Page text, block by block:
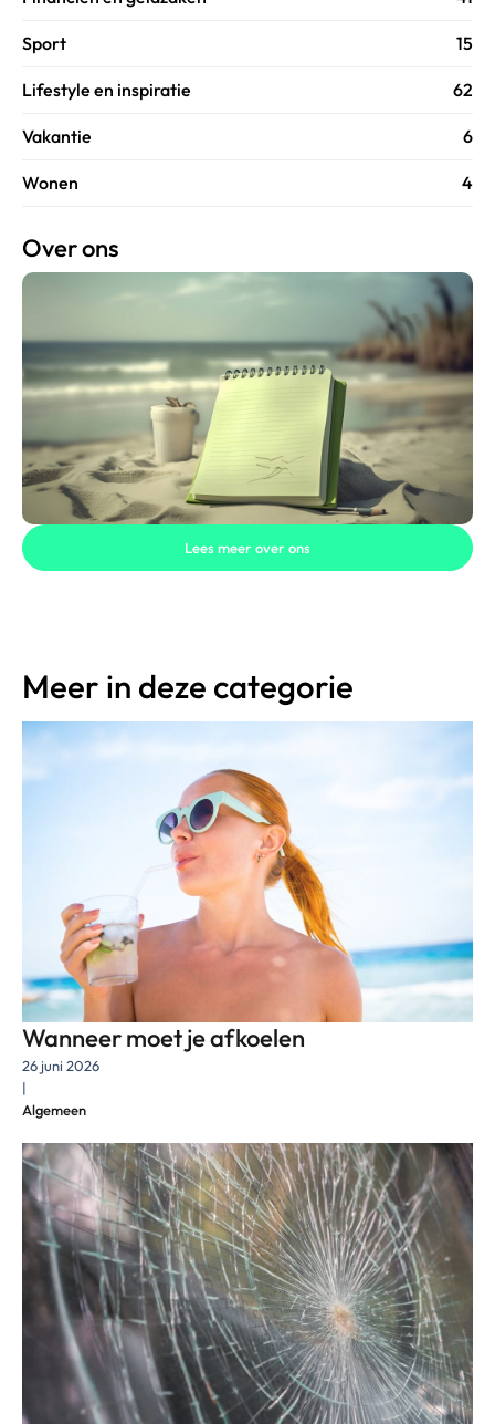
Sport 15
Lifestyle en inspiratie 62
Vakantie 6
Wonen 4
Over ons
Lees meer over ons
Meer in deze categorie
Wanneer moet je afkoelen
26 juni 2026
|
Algemeen